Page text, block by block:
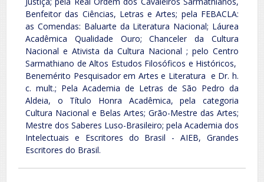
Benfeitor das Ciências, Letras e Artes; pela FEBACLA:
as Comendas: Baluarte da Literatura Nacional; Láurea
Acadêmica Qualidade Ouro; Chanceler da Cultura
Nacional e Ativista da Cultura Nacional ; pelo Centro
Sarmathiano de Altos Estudos Filosóficos e Históricos,
Benemérito Pesquisador em Artes e Literatura e Dr. h.
c. mult.; Pela Academia de Letras de São Pedro da
Aldeia, o Título Honra Acadêmica, pela categoria
Cultura Nacional e Belas Artes; Grão-Mestre das Artes;
Mestre dos Saberes Luso-Brasileiro; pela Academia dos
Intelectuais e Escritores do Brasil - AIEB, Grandes
Escritores do Brasil.